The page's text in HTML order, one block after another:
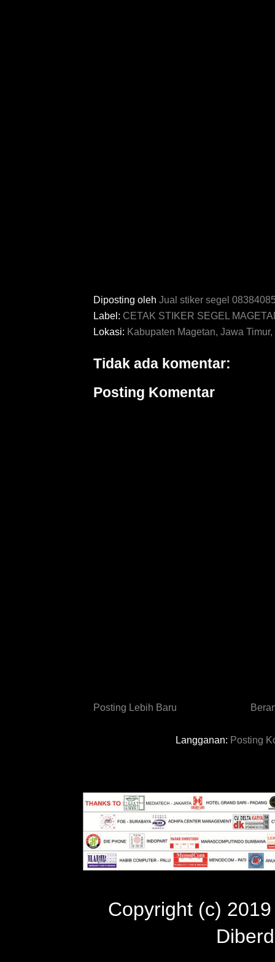
Diposting oleh Jual stiker segel
Label: CETAK STIKER SEGEL
Lokasi: Kabupaten Magetan, Jawa
Tidak ada komentar:
Posting Komentar
Posting Lebih Baru
Langganan: Posting
Copyright (c)